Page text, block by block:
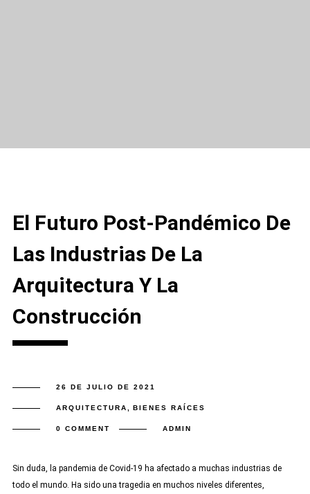
El Futuro Post-Pandémico De
Las Industrias De La
Arquitectura Y La
Construcción
26 DE JULIO DE 2021
ARQUITECTURA BIENES RAÍCES
0 COMMENT ADMIN
Sin duda, la pandemia de Covid-19 ha afectado a muchas industrias de
todo el mundo. Ha sido una tragedia en muchos niveles diferentes,